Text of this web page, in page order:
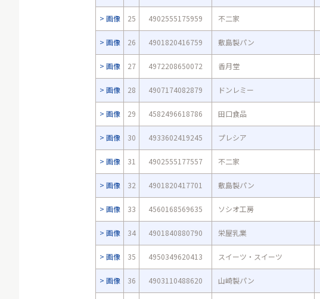
画像 25 4902555175959 不二家
画像 26 4901820416759 敷島製パン
画像 27 4972208650072 香月堂
画像 28 4907174082879 ドンレミー
画像 29 4582496618786 田口食品
画像 30 4933602419245 プレシア
画像 31 4902555177557 不二家
画像 32 4901820417701 敷島製パン
画像 33 4560168569635 ソシオ工房
画像 34 4901840880790 栄屋乳業
画像 35 4950349620413 スイーツ・スイーツ
画像 36 4903110488620 山崎製パン